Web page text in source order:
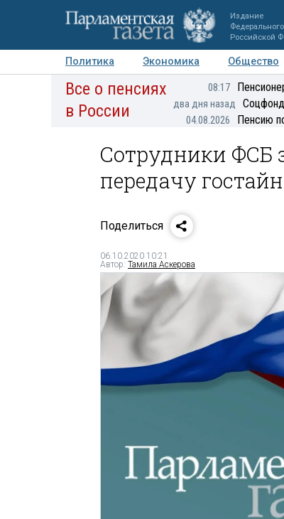
Издание
Российской
Политика Экономика Общество
Авторы Персоны Мнения
Все о пенсиях
в России
08:17
два дня назад
04.08.2026 Пенсию
Сотрудники ФСБ
передачу
Поделиться
06.10.2020 10:21
Автор: Тамила Аскерова